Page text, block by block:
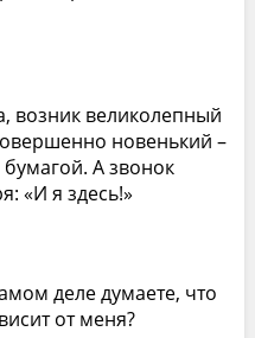
возник великолепный
новенький –
А звонок
«И я здесь!»
деле думаете, что
от меня?